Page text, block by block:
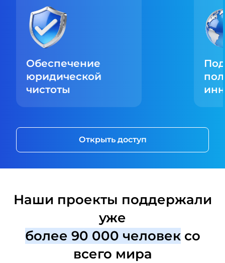
Обеспечение
юридической
чистоты
Открыть доступ
Наши проекты поддержали
уже
более 90 000 человексо
всего мира